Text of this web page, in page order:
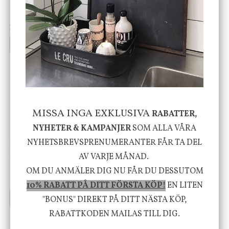
199 kr
INFO KÖP
vit, Utomhus
499 kr
INFO KÖP
House Doctor
Skål, Hands marmor
635 kr795 kr
-20%
KÖP
Nicolas Vahé
Serveringsfat, Ostron,
Stengods
415 kr
INFO KÖP
MISSA INGA EXKLUSIVARABATTER,
NYHETER & KAMPANJERSOM ALLA VÅRA
NYHETSBREVSPRENUMERANTER FÅR TA DEL
AV VARJE MÅNAD.
OM DU ANMÄLER DIG NU FÅR DU DESSUTOM
10% RABATT PÅ DITT FÖRSTA KÖP!EN LITEN
"BONUS" DIREKT PÅ DITT NÄSTA KÖP,
RABATTKODEN MAILAS TILL DIG.